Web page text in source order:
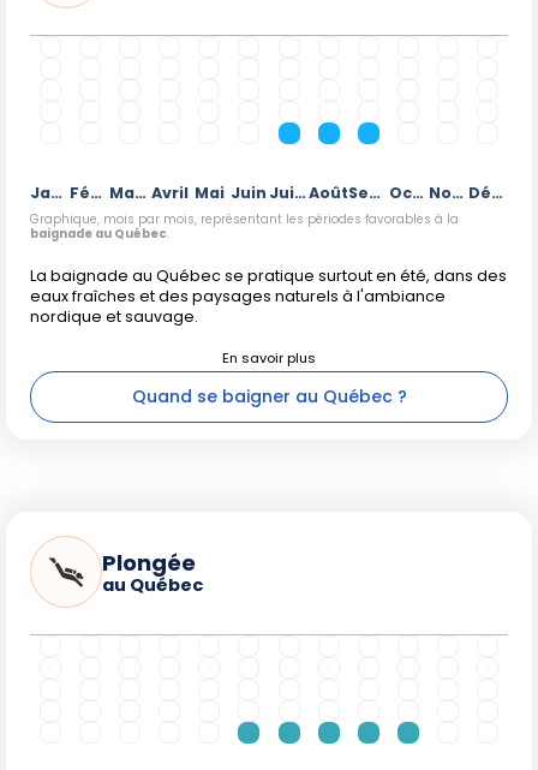
Janvier Février Mars Avril Mai Juin JuilletAoût Septembre Octobre Novembre Décembre
Graphique, mois par mois, représentant les périodes favorables à la
baignade au Québec
La baignade au Québec se pratique surtout en été, dans des
eaux fraîches et des paysages naturels à l'ambiance
nordique et sauvage.
Quand se baigner au Québec ?
Plongée
au Québec